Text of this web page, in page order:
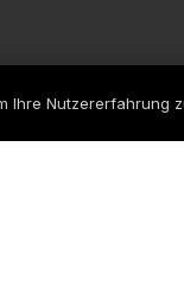
Ihre Nutzererfahrung